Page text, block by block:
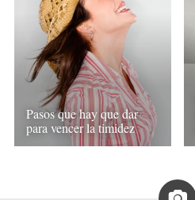
Pasos que hay que dar
para vencer la timidez